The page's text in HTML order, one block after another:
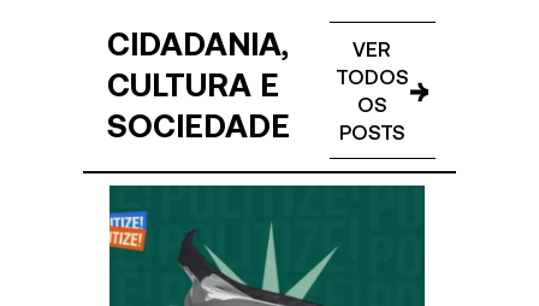
CIDADANIA,
CULTURA E
SOCIEDADE
VER
TODOS
OS
POSTS